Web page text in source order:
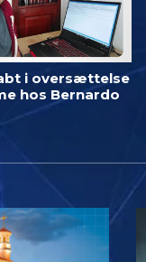
i oversættelse
hos Bernardo